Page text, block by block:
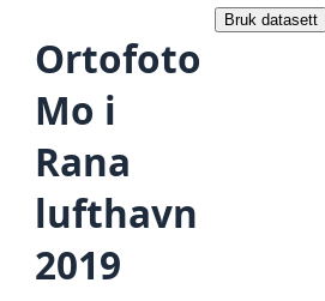
Ortofoto
Mo i
Rana
lufthavn
2019
Bruk datasett